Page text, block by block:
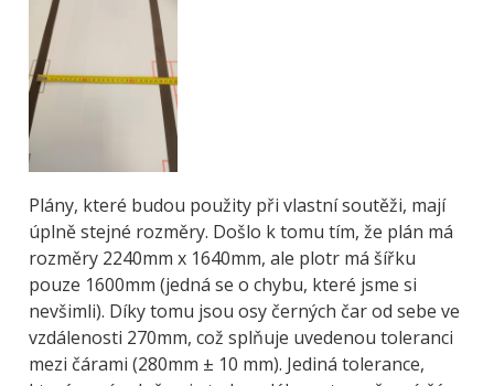
Plány, které budou použity při vlastní soutěži, mají
úplně stejné rozměry. Došlo k tomu tím, že plán má
rozměry 2240mm x 1640mm, ale plotr má šířku
pouze 1600mm (jedná se o chybu, které jsme si
nevšimli). Díky tomu jsou osy černých čar od sebe ve
vzdálenosti 270mm, což splňuje uvedenou toleranci
mezi čárami (280mm ± 10 mm). Jediná tolerance,